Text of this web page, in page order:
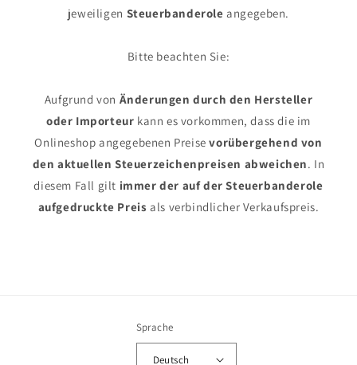
jeweiligen Steuerbanderole angegeben.
Bitte beachten Sie:
Aufgrund von Änderungen durch den Hersteller
oder Importeur kann es vorkommen, dass die im
Onlineshop angegebenen Preisevorübergehend von
den aktuellen Steuerzeichenpreisen abweichen. In
diesem Fall gilt immer der auf der Steuerbanderole
aufgedruckte Preis als verbindlicher Verkaufspreis.
Sprache
Deutsch